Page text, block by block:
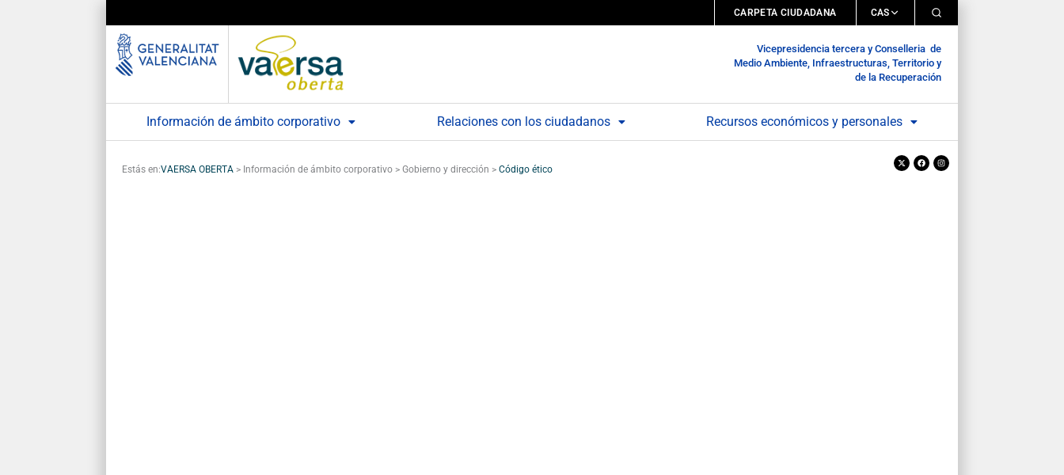
al
contenido
CARPETA CIUDADANA CAS
Vicepresidencia tercera y Conselleria de
Medio Ambiente, Infraestructuras, Territorio y
de la Recuperación
Información de ámbito corporativo Relaciones con los ciudadanos Recursos económicos y personales
Estás en:VAERSA OBERTA > Información de ámbito corporativo >Gobierno y dirección >Código ético
twitter